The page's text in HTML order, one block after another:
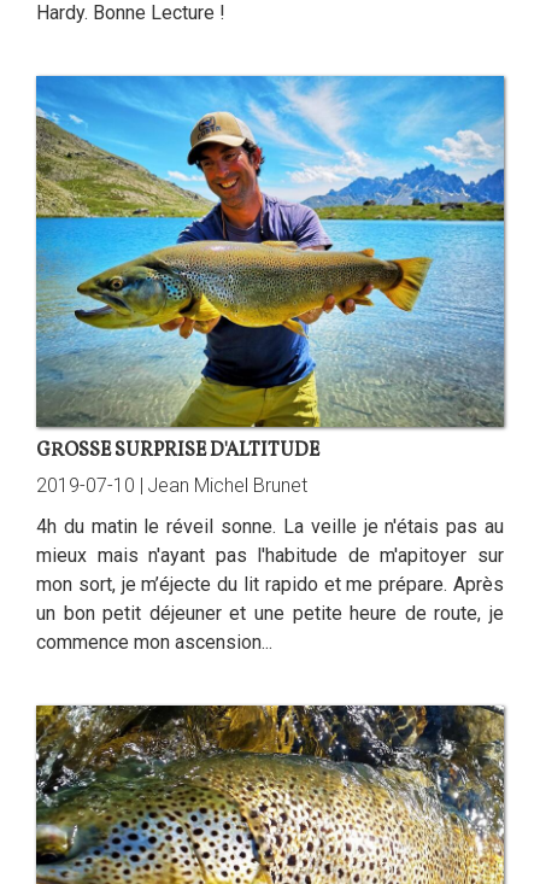
Hardy. Bonne Lecture !
GROSSE SURPRISE D'ALTITUDE
2019-07-10 | Jean Michel Brunet
4h du matin le réveil sonne. La veille je n'étais pas au
mieux mais n'ayant pas l'habitude de m'apitoyer sur
mon sort, je m’éjecte du lit rapido et me prépare. Après
un bon petit déjeuner et une petite heure de route, je
commence mon ascension...